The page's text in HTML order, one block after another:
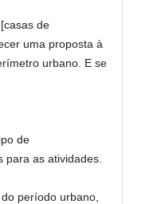
de
uma proposta à
urbano. E se
de
as atividades.
período urbano,